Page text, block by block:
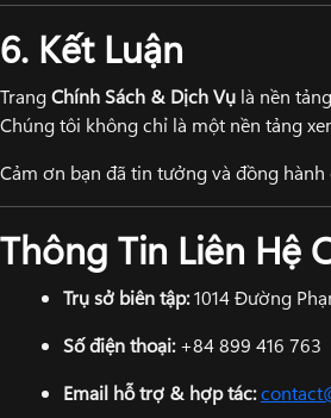
6. Kết Luận
TrangChính Sách & Dịch Vụ là nền
Chúng tôi không chỉ là một nền tảng
Cảm ơn bạn đã tin tưởng và đồng
Thông Tin Liên Hệ
Trụ sở biên tập:1014 Đường
Số điện thoại:+84 899 416 763
Email hỗ trợ & hợp tác: